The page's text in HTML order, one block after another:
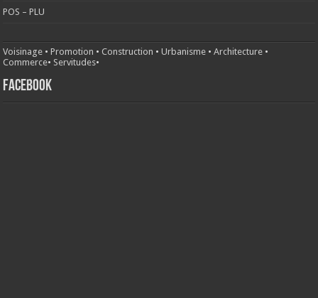
POS – PLU
Voisinage •Promotion •Construction •Urbanisme •Architecture •
Commerce• Servitudes•
FACEBOOK